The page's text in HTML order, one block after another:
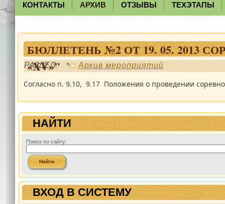
КОНТАКТЫ АРХИВ ОТЗЫВЫ ТЕХЭТАПЫ
БЮЛЛЕТЕНЬ №2 ОТ 19. 05. 2013
«XV»"
РАЗДЕЛ: Архив мероприятий
Согласно п. 9.10, 9.17 Положения о проведении
НАЙТИ
Поиск по сайту:
ВХОД В СИСТЕМУ